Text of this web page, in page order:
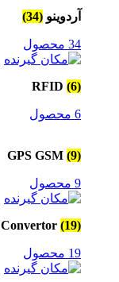
آردوینو (34)
34 محصول
RFID (6)
6 محصول
GPS GSM (9)
9 محصول
Convertor (19)
19 محصول